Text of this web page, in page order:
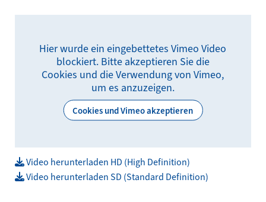
Hier wurde ein eingebettetes Vimeo Video
blockiert. Bitte akzeptieren Sie die
Cookies und die Verwendung von Vimeo,
um es anzuzeigen.
Cookies und Vimeo akzeptieren
Video herunterladen HD (High Definition)
Video herunterladen SD (Standard Definition)